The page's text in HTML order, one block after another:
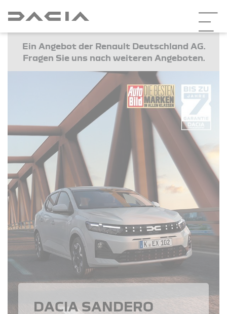
Ein Angebot der Renault Deutschland AG.
Fragen Sie uns nach weiteren Angeboten.
DACIA SANDERO